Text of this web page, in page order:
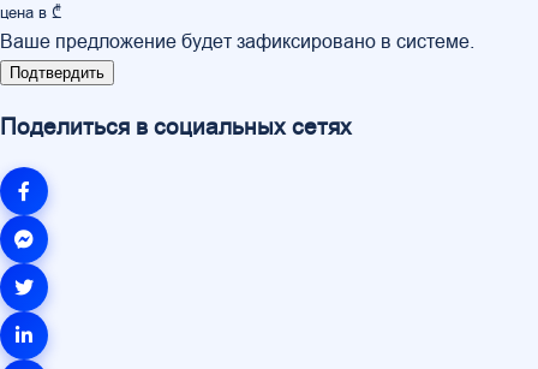
цена в ₾
Ваше предложение будет зафиксировано в системе.
Подтвердить
Поделиться в социальных сетях